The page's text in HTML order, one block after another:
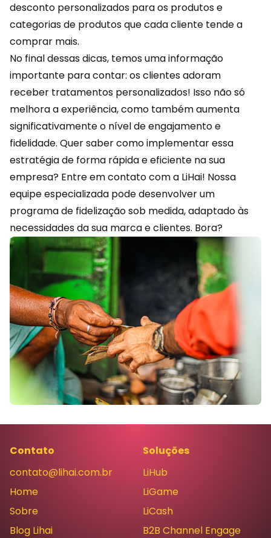
desconto personalizados para os produtos e
categorias de produtos que cada cliente tende a
comprar mais.
No final dessas dicas, temos uma informação
importante para contar: os clientes adoram
receber tratamentos personalizados! Isso não só
melhora a experiência, como também aumenta
significativamente o nível de engajamento e
fidelidade. Quer saber como implementar essa
estratégia de forma rápida e eficiente na sua
empresa? Entre em contatocom a LiHai! Nossa
equipe especializada pode desenvolver um
programa de fidelização sob medida, adaptado às
necessidades da sua marca e clientes. Bora?
Contato
contato@lihai.com.br
Home
Sobre
Blog Lihai
Soluções
LiHub
LiGame
LiCash
B2B Channel Engage